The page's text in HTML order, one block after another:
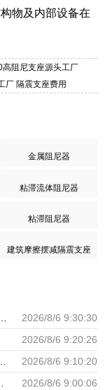
物及内部设备在
阻尼支座源头工厂
厂 隔震支座费用
金属阻尼器
粘滞流体阻尼器
粘滞阻尼器
建筑摩擦摆减隔震支座
隔震支座源头工厂 隔震抗震支座生产厂家
2026/8/6 9:30:30
2026/8/6 9:20:26
震支座厂家 高阻泥橡胶隔震支座
2026/8/6 9:10:20
天然隔震支座
2026/8/6 9:00:06